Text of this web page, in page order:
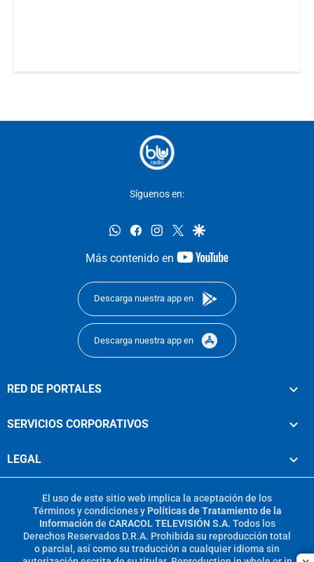
Síguenos en:
whatsappfacebookinstagram
twittergoogle
Más contenido en
youtube-
Descarga nuestra app en
Descarga nuestra app en
RED DE PORTALES
SERVICIOS CORPORATIVOS
LEGAL
El uso de este sitio web implica la aceptación de los
Términos y condicionesy Políticas de Tratamiento de la
Información de CARACOL TELEVISIÓN S.A. Todos los
Derechos Reservados D.R.A. Prohibida su reproducción total
o parcial, así como su traducción a cualquier idioma sin